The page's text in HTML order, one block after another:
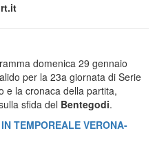
domenica 29 gennaio
per la 23a giornata di Serie
e la cronaca della partita,
sfida del Bentegodi.
TEMPOREALE VERONA-